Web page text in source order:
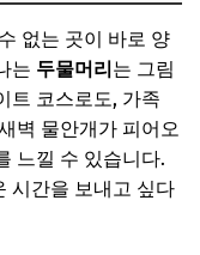
없는 곳이 바로 양
는 두물머리는 그림
트 코스로도, 가족
벽 물안개가 피어오
느낄 수 있습니다.
시간을 보내고 싶다